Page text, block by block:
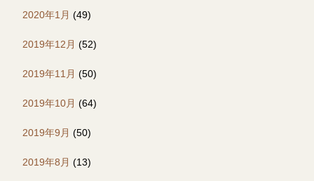
2020年1月 (49)
2019年12月 (52)
2019年11月 (50)
2019年10月 (64)
2019年9月 (50)
2019年8月 (13)